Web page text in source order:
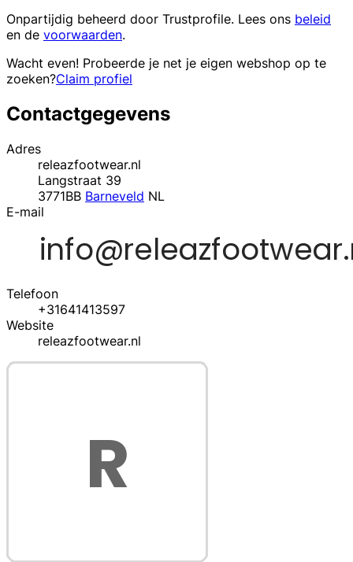
Onpartijdig beheerd door Trustprofile. Lees ons beleid
en de voorwaarden.
Wacht even! Probeerde je net je eigen webshop op te
zoeken?Claim profiel
Contactgegevens
Adres
releazfootwear.nl
Langstraat 39
3771BB Barneveld NL
E-mail
Telefoon
+31641413597
Website
releazfootwear.nl